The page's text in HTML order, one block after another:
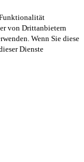
von Drittanbietern
Wenn Sie diese
Dienste